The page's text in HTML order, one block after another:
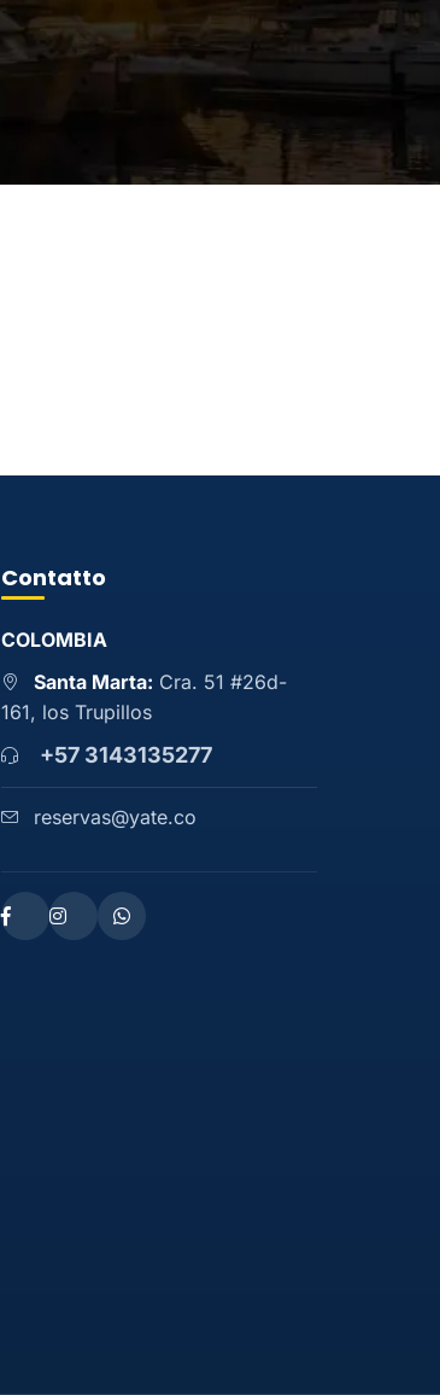
Contatto
COLOMBIA
Santa Marta: Cra. 51 #26d-
161, los Trupillos
+57 3143135277
reservas@yate.co